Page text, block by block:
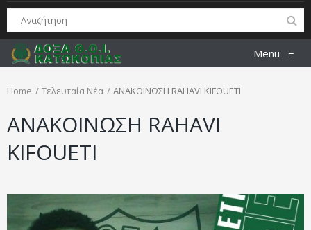
Menu ≡
Home Τελευταία Νέα ΑΝΑΚΟΙΝΩΣΗ RAHAVI KIFOUETI
ΑΝΑΚΟΙΝΩΣΗ RAHAVI
KIFOUETI